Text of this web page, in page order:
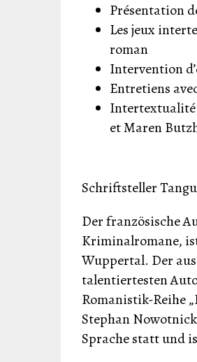
Présentation
Les jeux
roman
Intervention
Entretiens
Intertextualité
et Maren
Schriftsteller
Der französische
Kriminalromane,
Wuppertal. Der
talentiertesten
Romanistik-Reihe
Stephan
Sprache statt und